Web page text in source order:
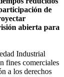
de
abierta para
Industrial
fines comerciales
a los derechos